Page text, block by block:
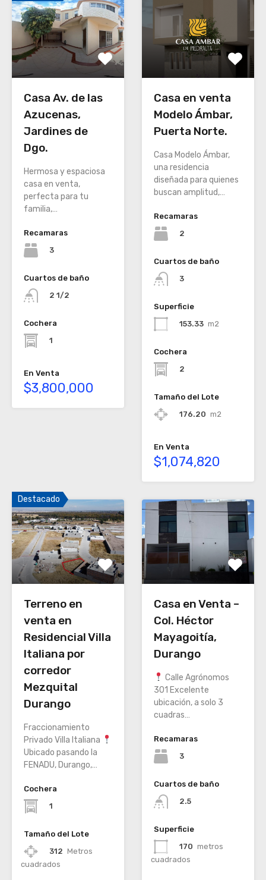
Casa Av. de las
Azucenas,
Jardines de
Dgo.
Hermosa y espaciosa
casa en venta,
perfecta para tu
familia,…
Recamaras
3
Cuartos de baño
2 1/2
Cochera
1
En Venta
$3,800,000
Casa en venta
Modelo Ámbar,
Puerta Norte.
Casa Modelo Ámbar,
una residencia
diseñada para quienes
buscan amplitud,…
Recamaras
2
Cuartos de baño
3
Superficie
153.33 m2
Cochera
2
Tamaño del Lote
176.20 m2
En Venta
$1,074,820
Destacado
Terreno en
venta en
Residencial Villa
Italiana por
corredor
Mezquital
Durango
Fraccionamiento
Privado Villa Italiana
Ubicado pasando la
FENADU, Durango,…
Cochera
1
Tamaño del Lote
312 Metros
cuadrados
Casa en Venta –
Col. Héctor
Mayagoitía,
Durango
Calle Agrónomos
301 Excelente
ubicación, a solo 3
cuadras…
Recamaras
3
Cuartos de baño
2.5
Superficie
170 metros
cuadrados